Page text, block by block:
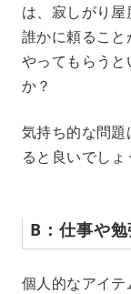
は、寂しがり屋
誰かに頼るこ
やってもらうと
か？
気持ち的な問
ると良いでしょ
B：仕事や
個人的なアイ